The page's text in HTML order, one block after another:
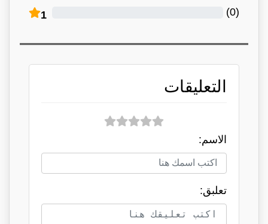
1 (
0
)
التعليقات
الاسم:
تعلبق: